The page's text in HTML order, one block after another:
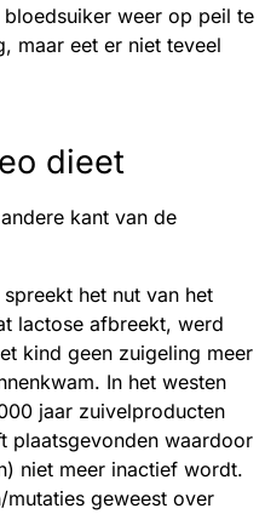
weer op peil te
maar eet er niet teveel
dieet
kant van de
het nut van het
lactose afbreekt, werd
kind geen zuigeling meer
In het westen
jaar zuivelproducten
plaatsgevonden waardoor
niet meer inactief wordt.
mutaties geweest over